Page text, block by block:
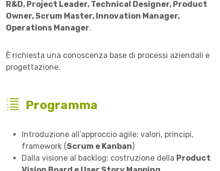
R&D, Project Leader, Technical Designer, Product
Owner, Scrum Master, Innovation Manager,
Operations Manager.
È richiesta una conoscenza base di processi aziendali e
progettazione.
Programma
Introduzione all’approccio agile: valori, principi,
framework (Scrum e Kanban)
Dalla visione al backlog: costruzione della Product